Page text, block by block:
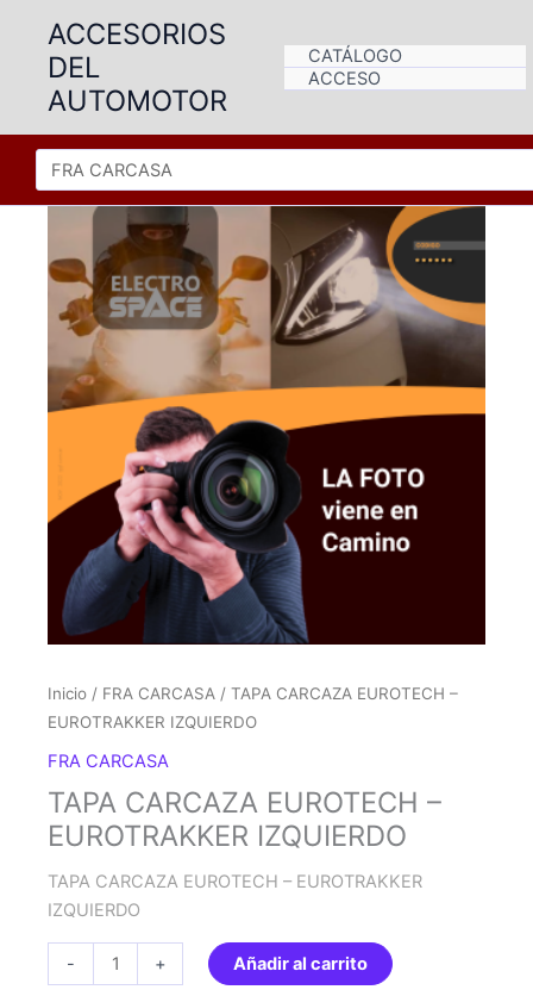
contenido
ACCESORIOS
DEL
AUTOMOTOR
CATÁLOGO
ACCESO
Inicio / FRA CARCASA / TAPA CARCAZA EUROTECH –
EUROTRAKKER IZQUIERDO
FRA CARCASA
TAPA CARCAZA EUROTECH –
EUROTRAKKER IZQUIERDO
TAPA CARCAZA EUROTECH – EUROTRAKKER
IZQUIERDO
-
CARCAZA
+ Añadir al carrito